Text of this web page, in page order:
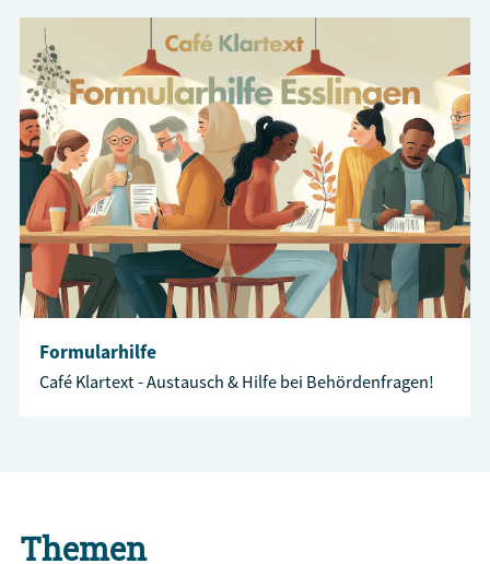
Formularhilfe
Café Klartext - Austausch & Hilfe bei Behördenfragen!
Themen